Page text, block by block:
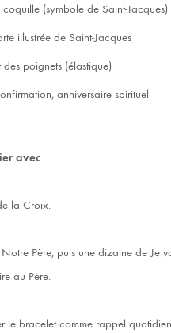
coquille (symbole de Saint-Jacques)
illustrée de Saint-Jacques
poignets (élastique)
anniversaire spirituel
avec
la Croix.
Père, puis une dizaine de Je
au Père.
le bracelet comme rappel